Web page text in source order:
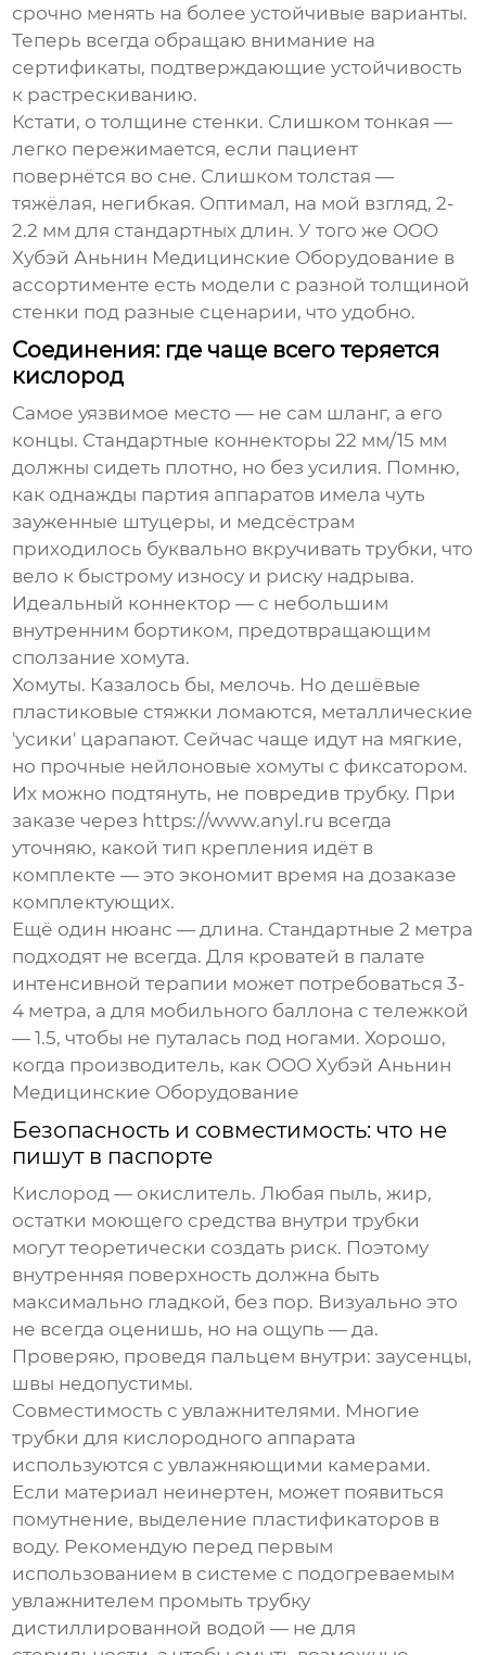
срочно менять на более устойчивые варианты.
Теперь всегда обращаю внимание на
сертификаты, подтверждающие устойчивость
к растрескиванию.
Кстати, о толщине стенки. Слишком тонкая —
легко пережимается, если пациент
повернётся во сне. Слишком толстая —
тяжёлая, негибкая. Оптимал, на мой взгляд, 2-
2.2 мм для стандартных длин. У того же ООО
Хубэй Аньнин Медицинские Оборудование в
ассортименте есть модели с разной толщиной
стенки под разные сценарии, что удобно.
Соединения: где чаще всего теряется
кислород
Самое уязвимое место — не сам шланг, а его
концы. Стандартные коннекторы 22 мм/15 мм
должны сидеть плотно, но без усилия. Помню,
как однажды партия аппаратов имела чуть
зауженные штуцеры, и медсёстрам
приходилось буквально вкручивать трубки, что
вело к быстрому износу и риску надрыва.
Идеальный коннектор — с небольшим
внутренним бортиком, предотвращающим
сползание хомута.
Хомуты. Казалось бы, мелочь. Но дешёвые
пластиковые стяжки ломаются, металлические
'усики' царапают. Сейчас чаще идут на мягкие,
но прочные нейлоновые хомуты с фиксатором.
Их можно подтянуть, не повредив трубку. При
заказе через https://www.anyl.ru всегда
уточняю, какой тип крепления идёт в
комплекте — это экономит время на дозаказе
комплектующих.
Ещё один нюанс — длина. Стандартные 2 метра
подходят не всегда. Для кроватей в палате
интенсивной терапии может потребоваться 3-
4 метра, а для мобильного баллона с тележкой
— 1.5, чтобы не путалась под ногами. Хорошо,
когда производитель, как ООО Хубэй Аньнин
Медицинские Оборудование
Безопасность и совместимость: что не
пишут в паспорте
Кислород — окислитель. Любая пыль, жир,
остатки моющего средства внутри трубки
могут теоретически создать риск. Поэтому
внутренняя поверхность должна быть
максимально гладкой, без пор. Визуально это
не всегда оценишь, но на ощупь — да.
Проверяю, проведя пальцем внутри: заусенцы,
швы недопустимы.
Совместимость с увлажнителями. Многие
трубки для кислородного аппарата
используются с увлажняющими камерами.
Если материал неинертен, может появиться
помутнение, выделение пластификаторов в
воду. Рекомендую перед первым
использованием в системе с подогреваемым
увлажнителем промыть трубку
дистиллированной водой — не для